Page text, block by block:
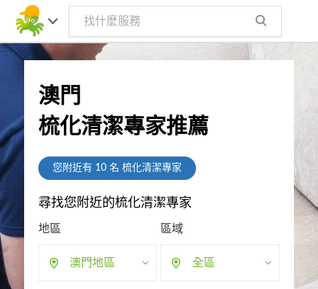
澳門
梳化清潔專家推薦
您附近有 10名 梳化清潔專家
尋找您附近的梳化清潔專家
地區
澳門地區
區域
全區